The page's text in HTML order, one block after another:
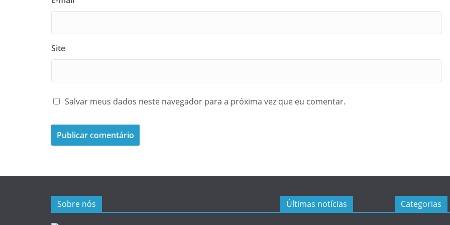
Site
Salvar meus dados neste navegador para a próxima vez que eu comentar.
Sobre nós Últimas notícias Categorias